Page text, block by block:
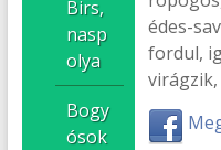
édes-
fordul,
Birs,
nasp
olya
Bogy
ósok